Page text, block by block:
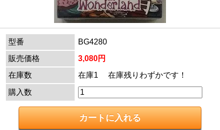
型番
BG4280
販売価格
3,080円
在庫数
在庫1 在庫残りわずかです！
購入数